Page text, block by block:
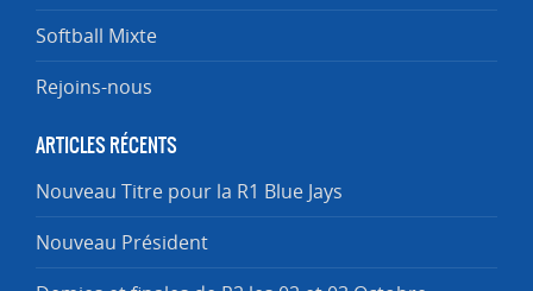
Softball Mixte
Rejoins-nous
ARTICLES RÉCENTS
Nouveau Titre pour la R1 Blue Jays
Nouveau Président